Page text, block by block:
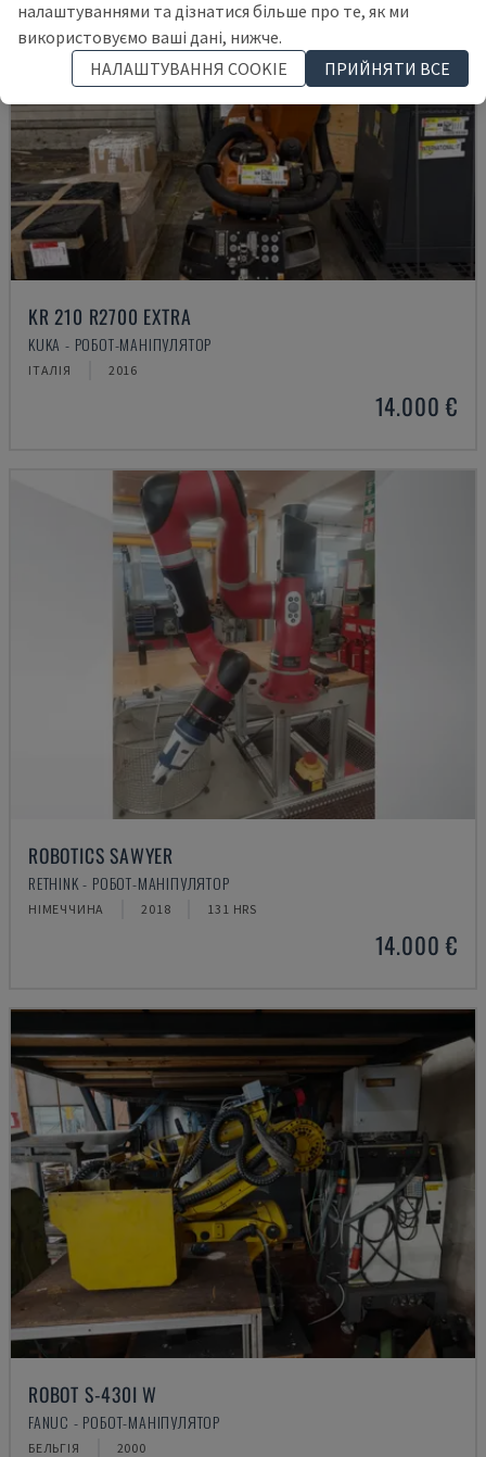
KR 210 R2700 EXTRA
KUKA - РОБОТ-МАНІПУЛЯТОР
ІТАЛІЯ 2016
14.000 €
ROBOTICS SAWYER
RETHINK - РОБОТ-МАНІПУЛЯТОР
НІМЕЧЧИНА 2018 131 HRS
14.000 €
ROBOT S-430I W
FANUC - РОБОТ-МАНІПУЛЯТОР
БЕЛЬГІЯ 2000
налаштуваннями та дізнатися більше про те, як ми
використовуємо ваші дані, нижче.
НАЛАШТУВАННЯ COOKIE
ПРИЙНЯТИ ВСЕ